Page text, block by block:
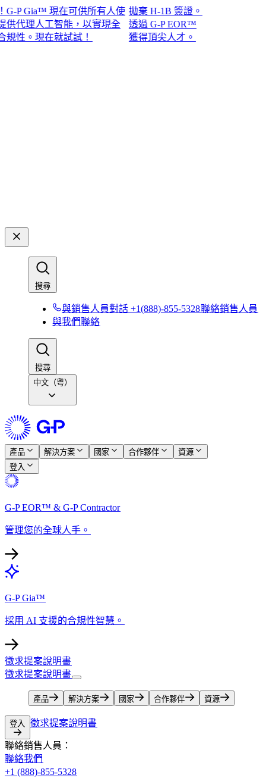
Gia™ 現在可供所有人使
理人工智能，以實現全
。現在就試試！​​
拋棄 H-1B 簽證。
透過 G-P EOR™
獲得頂尖人才。​​
搜尋​​
與銷售人員對話 +1(888)-855-5328​​聯絡銷售人員​​
與我們聯絡​​
搜尋​​
中文（粤）
產品​​ 解決方案​​ 國家​​ 合作夥伴​​
資源​​
登入​​
G-P EOR™ & G-P Contractor​​
管理您的全球人手。​​
G-P Gia™​​
採用 AI 支援的合規性智慧。​​
徵求提案說明書​​
徵求提案說明書​​
產品​​ 解決方案​​ 國家​​ 合作夥伴​​ 資源​​
登入​​ 徵求提案說明書​​
聯絡銷售人員：​​
聯絡我們​​
+1 (888)-855-5328​​